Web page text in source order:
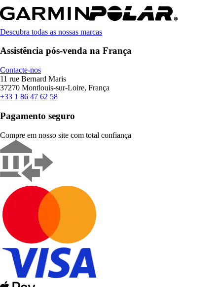
Descubra todas as nossas marcas
Assistência pós-venda na França
Contacte-nos
11 rue Bernard Maris
37270 Montlouis-sur-Loire, França
+33 1 86 47 62 58
Pagamento seguro
Compre em nosso site com total confiança